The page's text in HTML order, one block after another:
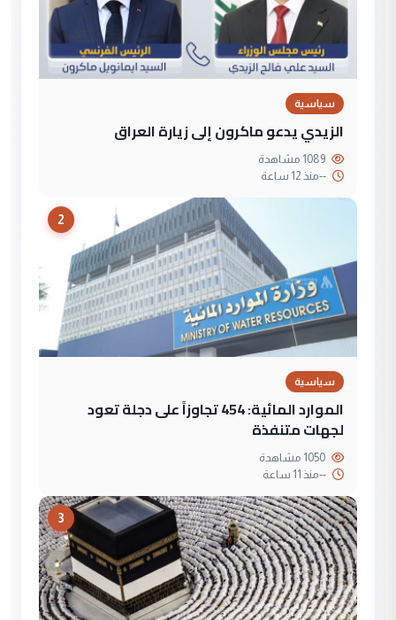
سياسية
الزيدي يدعو ماكرون إلى زيارة العراق
--منذ 12 ساعة
2
سياسية
الموارد المائية: 454 تجاوزاً على دجلة تعود
لجهات متنفذة
--منذ 11 ساعة
3